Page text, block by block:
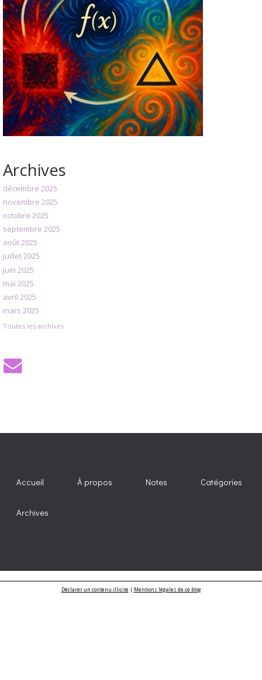
Archives
décembre 2025
novembre 2025
octobre 2025
septembre 2025
août 2025
juillet 2025
juin 2025
mai 2025
avril 2025
mars 2025
Toutes les archives
Accueil À propos Notes Catégories
Archives
Déclarer un contenu illicite| Mentions légales de ce blog